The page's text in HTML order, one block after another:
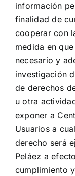
información
finalidad de
cooperar con
medida en
necesario y
investigación
de derechos
u otra
exponer a
Usuarios a
derecho será
Peláez a
cumplimiento